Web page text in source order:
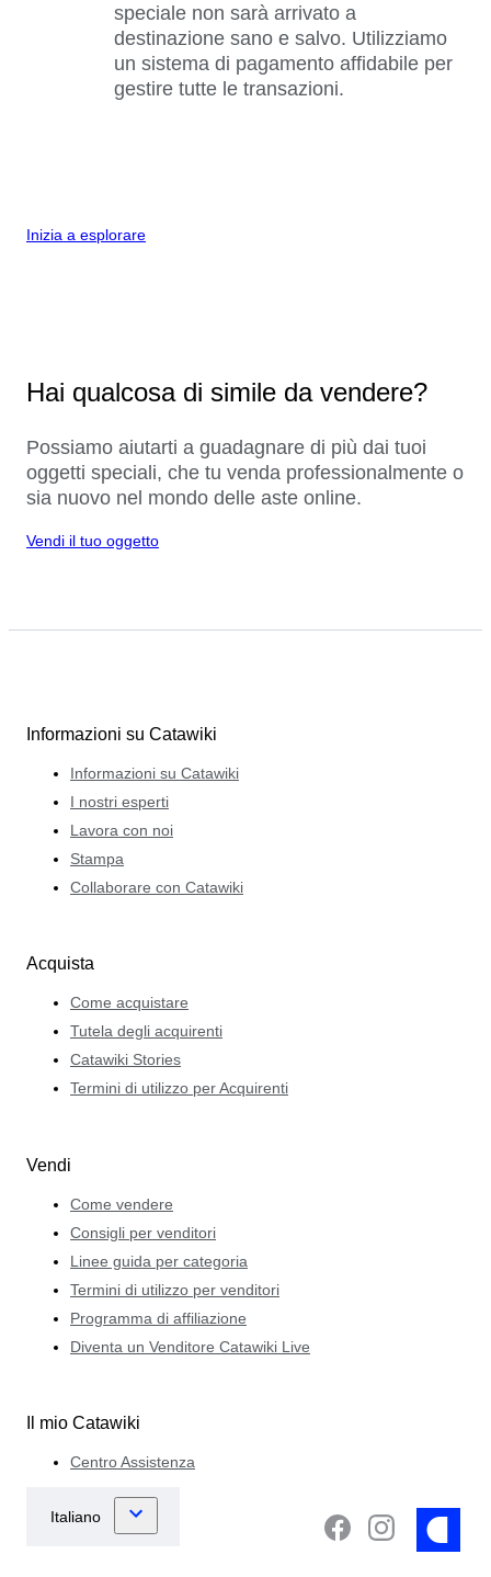
speciale non sarà arrivato a
destinazione sano e salvo. Utilizziamo
un sistema di pagamento affidabile per
gestire tutte le transazioni.
Inizia a esplorare
Hai qualcosa di simile da vendere?
Possiamo aiutarti a guadagnare di più dai tuoi
oggetti speciali, che tu venda professionalmente o
sia nuovo nel mondo delle aste online.
Vendi il tuo oggetto
Informazioni su Catawiki
Informazioni su Catawiki
I nostri esperti
Lavora con noi
Stampa
Collaborare con Catawiki
Acquista
Come acquistare
Tutela degli acquirenti
Catawiki Stories
Termini di utilizzo per Acquirenti
Vendi
Come vendere
Consigli per venditori
Linee guida per categoria
Termini di utilizzo per venditori
Programma di affiliazione
Diventa un Venditore Catawiki Live
Il mio Catawiki
Centro Assistenza